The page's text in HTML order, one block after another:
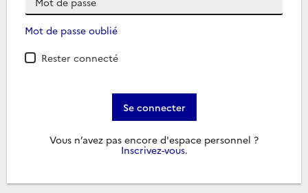
Mot de passe oublié
Rester connecté
Se connecter
Vous n’avez pas encore d'espace personnel ?
Inscrivez-vous.